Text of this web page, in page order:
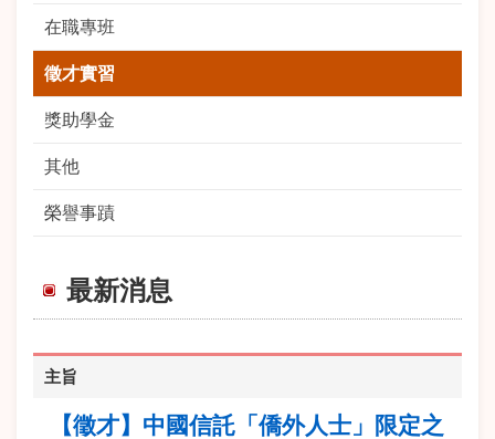
在職專班
徵才實習
獎助學金
其他
榮譽事蹟
最新消息
主旨
【徵才】中國信託「僑外人士」限定之